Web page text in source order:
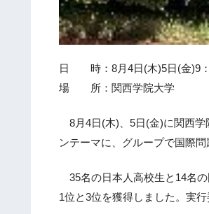
日 時：8月4日(木)5日(金)9：
場 所：関西学院大学
8月4日(木)、5日(金)に関西学
ンテーマに、グループで国際
35名の日本人高校生と14名
1位と3位を獲得しました。実